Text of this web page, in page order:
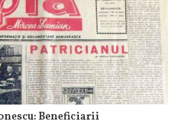
Beneficiarii